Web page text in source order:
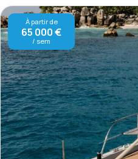
À partir de
65 000 €
/ sem